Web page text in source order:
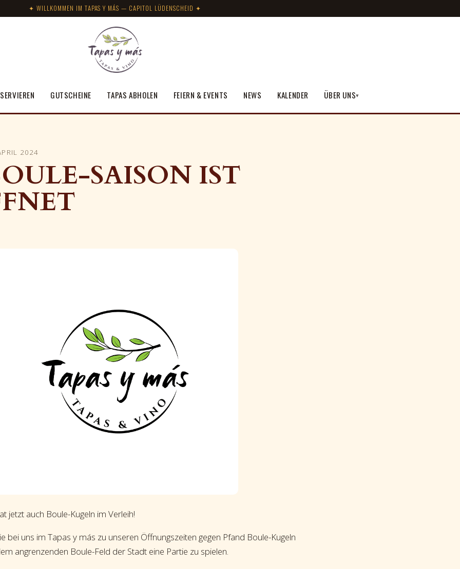
✦ WILLKOMMEN IM TAPAS Y MÁS — CAPITOL LÜDENSCHEID ✦
GUTSCHEINE TAPAS ABHOLEN FEIERN & EVENTS NEWS KALENDER ÜBER UNS▾
2024
SAISON IST
jetzt auch Boule-Kugeln im Verleih!
bei uns im Tapas y más zu unseren Öffnungszeiten gegen Pfand Boule-Kugeln
angrenzenden Boule-Feld der Stadt eine Partie zu spielen.